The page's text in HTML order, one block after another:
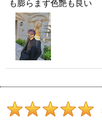
も膨らまず色艶も良い